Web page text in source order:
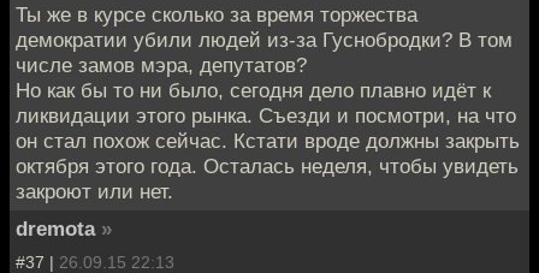
Ты же в курсе сколько за время торжества
демократии убили людей из-за Гуснобродки? В том
числе замов мэра, депутатов?
Но как бы то ни было, сегодня дело плавно идёт к
ликвидации этого рынка. Съезди и посмотри, на что
он стал похож сейчас. Кстати вроде должны закрыть
октября этого года. Осталась неделя, чтобы увидеть
закроют или нет.
dremota »
#37 | 26.09.15 22:13